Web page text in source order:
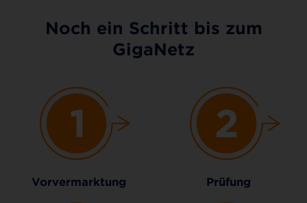
Noch ein Schritt bis zum
GigaNetz
Vorvermarktung Prüfung